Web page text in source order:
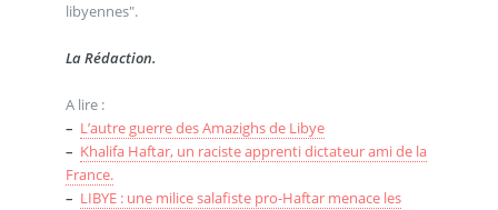
libyennes".
La Rédaction.
A lire :
– L’autre guerre des Amazighs de Libye
– Khalifa Haftar, un raciste apprenti dictateur ami de la
France.
– LIBYE : une milice salafiste pro-Haftar menace les